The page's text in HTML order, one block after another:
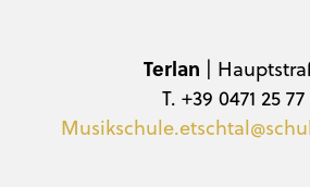
Terlan |
T. +39 0471 25 77